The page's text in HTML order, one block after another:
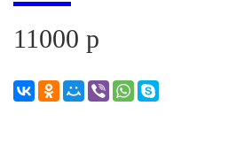
11000 р